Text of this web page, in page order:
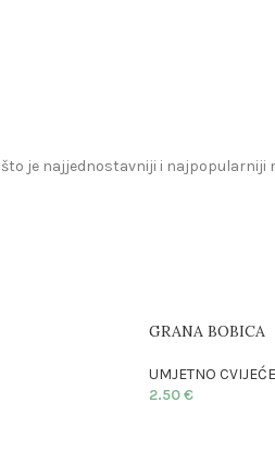
što je najjednostavniji i najpopularniji
GRANA BOBICA
UMJETNO CVIJEĆE
2.50€